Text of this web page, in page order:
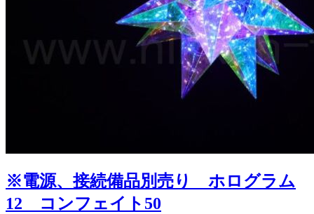
※電源、接続備品別売り ホログラム
12 コンフェイト50